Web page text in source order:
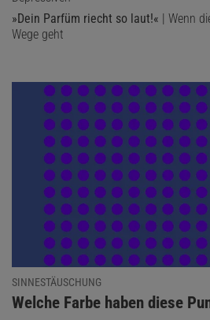
»Dein Parfüm riecht so laut!« | Wenn
Wege geht
SINNESTÄUSCHUNG
:
Welche Farbe haben diese